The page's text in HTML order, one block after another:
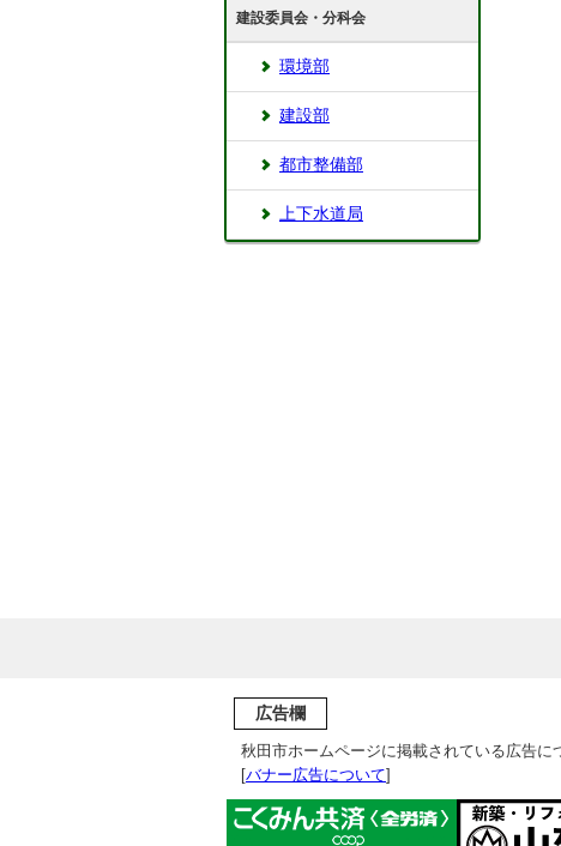
建設委員会・分科会
環境部
建設部
都市整備部
上下水道局
広告欄
秋田市ホームページに掲載されている広告に
[バナー広告について]